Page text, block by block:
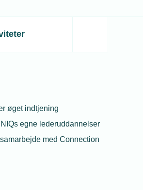
øget indtjening
egne lederuddannelser
med Connection